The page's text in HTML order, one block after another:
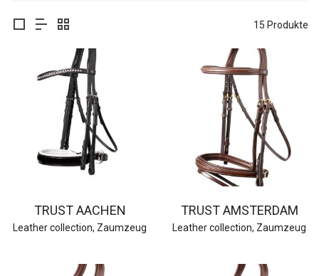
15 Produkte
TRUST AACHEN
Leather collection, Zaumzeug
TRUST AMSTERDAM
Leather collection, Zaumzeug